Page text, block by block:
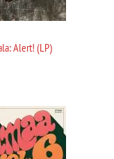
Alert! (LP)